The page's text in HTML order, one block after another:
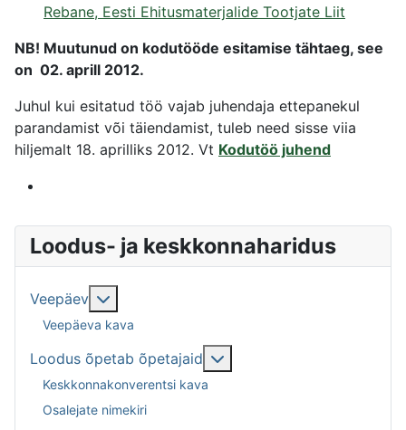
Loodus- ja keskkonnaharidus
Veepäev
Veepäeva kava
Loodus õpetab õpetajaid
Keskkonnakonverentsi kava
Osalejate nimekiri
Rebane, Eesti Ehitusmaterjalide Tootjate Liit
NB! Muutunud on kodutööde esitamise tähtaeg, see
on 02. aprill 2012.
Juhul kui esitatud töö vajab juhendaja ettepanekul
parandamist või täiendamist, tuleb need sisse viia
hiljemalt 18. aprilliks 2012. Vt Kodutöö juhend